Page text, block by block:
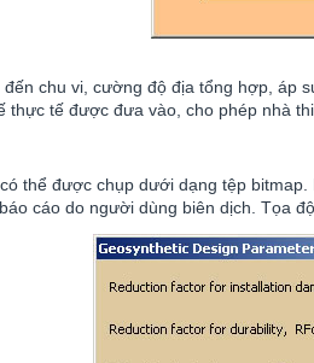
chu vi, cường độ địa tổng hợp,
tế được đưa vào, cho phép nhà
thể được chụp dưới dạng tệp
cáo do người dùng biên dịch. Tọa